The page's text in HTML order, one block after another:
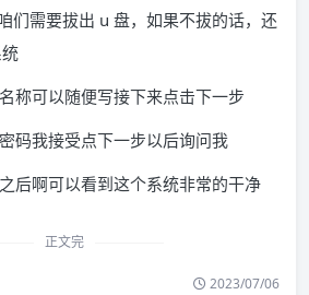
们需要拔出 u 盘，如果不拔的话，还
称可以随便写接下来点击下一步
码我接受点下一步以后询问我
后啊可以看到这个系统非常的干净
正文完
2023/07/06